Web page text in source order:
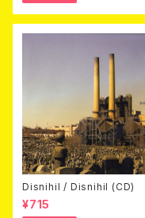
Disnihil / Disnihil (CD)
¥715